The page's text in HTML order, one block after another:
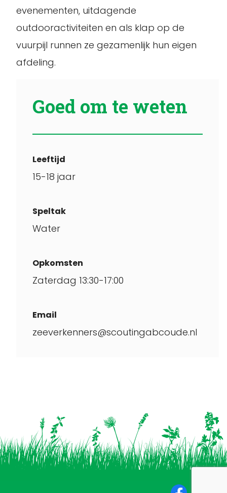
evenementen, uitdagende
outdooractiviteiten en als klap op de
vuurpijl runnen ze gezamenlijk hun eigen
afdeling.
Goed om te weten
Leeftijd
15-18 jaar
Speltak
Water
Opkomsten
Zaterdag 13:30-17:00
Email
zeeverkenners@scoutingabcoude.nl